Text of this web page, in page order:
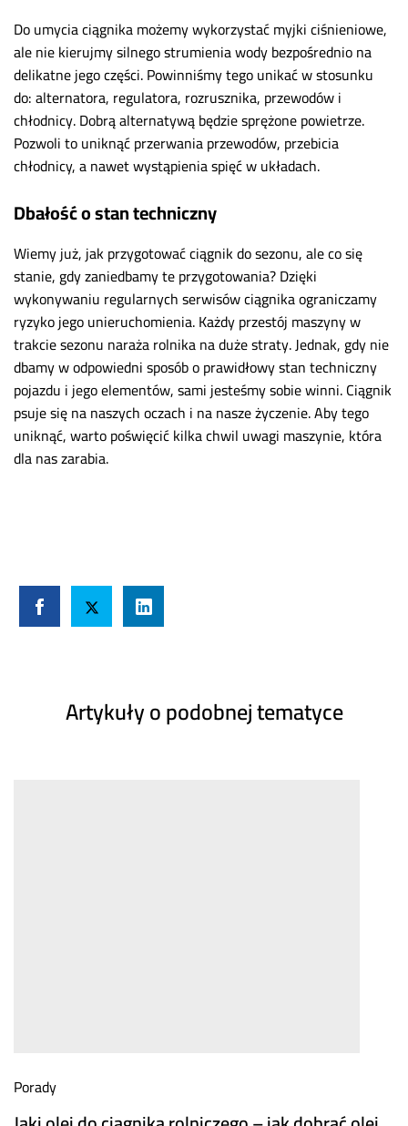
Do umycia ciągnika możemy wykorzystać myjki ciśnieniowe,
ale nie kierujmy silnego strumienia wody bezpośrednio na
delikatne jego części. Powinniśmy tego unikać w stosunku
do: alternatora, regulatora, rozrusznika, przewodów i
chłodnicy. Dobrą alternatywą będzie sprężone powietrze.
Pozwoli to uniknąć przerwania przewodów, przebicia
chłodnicy, a nawet wystąpienia spięć w układach.
Dbałość o stan techniczny
Wiemy już, jak przygotować ciągnik do sezonu, ale co się
stanie, gdy zaniedbamy te przygotowania? Dzięki
wykonywaniu regularnych serwisów ciągnika ograniczamy
ryzyko jego unieruchomienia. Każdy przestój maszyny w
trakcie sezonu naraża rolnika na duże straty. Jednak, gdy nie
dbamy w odpowiedni sposób o prawidłowy stan techniczny
pojazdu i jego elementów, sami jesteśmy sobie winni. Ciągnik
psuje się na naszych oczach i na nasze życzenie. Aby tego
uniknąć, warto poświęcić kilka chwil uwagi maszynie, która
dla nas zarabia.
Artykuły o podobnej tematyce
Porady